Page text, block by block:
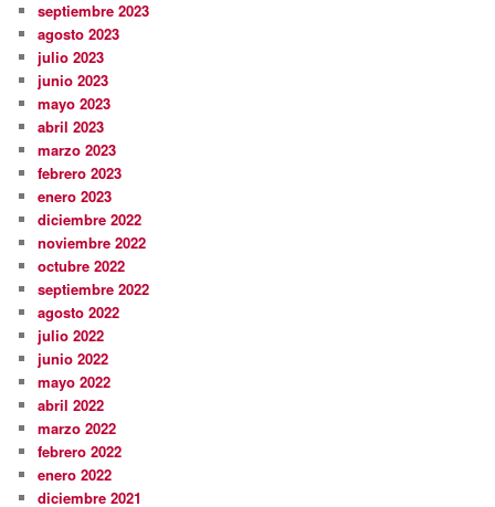
septiembre 2023
agosto 2023
julio 2023
junio 2023
mayo 2023
abril 2023
marzo 2023
febrero 2023
enero 2023
diciembre 2022
noviembre 2022
octubre 2022
septiembre 2022
agosto 2022
julio 2022
junio 2022
mayo 2022
abril 2022
marzo 2022
febrero 2022
enero 2022
diciembre 2021